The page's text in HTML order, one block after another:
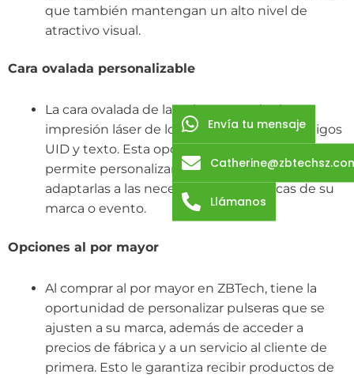
que también mantengan un alto nivel de
atractivo visual.
Cara ovalada personalizable
La cara ovalada de la pulsera permite la
impresión láser de logotipos, números, códigos
UID y texto. Esta opción de personalización le
permite personalizar las pulseras para
adaptarlas a las necesidades específicas de su
marca o evento.
Opciones al por mayor
Al comprar al por mayor en ZBTech, tiene la
oportunidad de personalizar pulseras que se
ajusten a su marca, además de acceder a
precios de fábrica y a un servicio al cliente de
primera. Esto le garantiza recibir productos de
Envía tu mensaje
Llámanos